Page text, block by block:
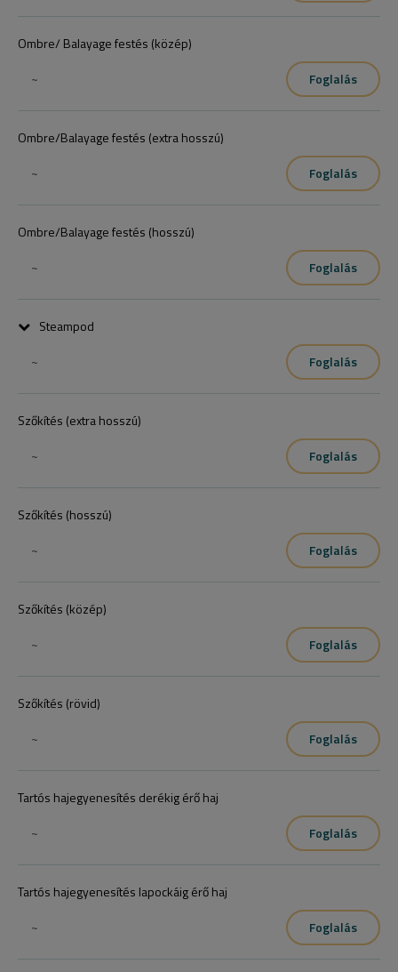
Ombre/ Balayage festés (közép)
~
Foglalás
Ombre/Balayage festés (extra hosszú)
~
Foglalás
Ombre/Balayage festés (hosszú)
~
Foglalás
Steampod
~
Foglalás
+a hajszárítás alapár
Szőkítés (extra hosszú)
~
Foglalás
Szőkítés (hosszú)
~
Foglalás
Szőkítés (közép)
~
Foglalás
Szőkítés (rövid)
~
Foglalás
Tartós hajegyenesítés derékig érő haj
~
Foglalás
Tartós hajegyenesítés lapockáig érő haj
~
Foglalás